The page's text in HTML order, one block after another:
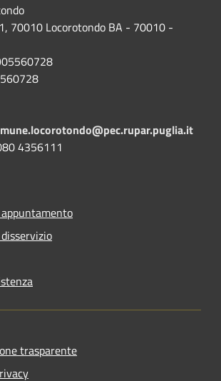
70010 Locorotondo BA - 70010 -
4356111
trasparente